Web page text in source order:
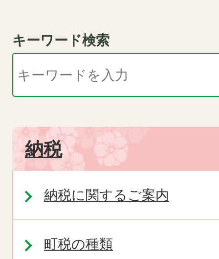
キーワード検索
納税
納税に関するご案内
町税の種類